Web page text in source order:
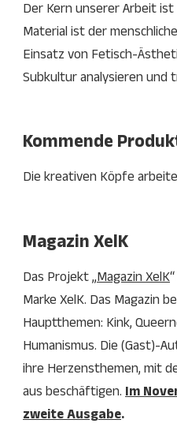
Der Kern unserer Arbeit
Material ist der
Einsatz von Fetisch-
Subkultur analysieren und
Kommende
Die kreativen Köpfe
Magazin XelK
Das Projekt „Magazin XelK
Marke XelK. Das Magazin
Hauptthemen: Kink,
Humanismus. Die (Gast)-
ihre Herzensthemen, mit
aus beschäftigen.Im
zweite Ausgabe.